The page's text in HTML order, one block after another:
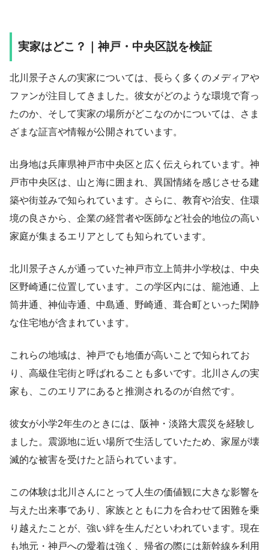
実家はどこ？｜神戸・中央区説を検証
北川景子さんの実家については、長らく多くのメディアや
ファンが注目してきました。彼女がどのような環境で育っ
たのか、そして実家の場所がどこなのかについては、さま
ざまな証言や情報が公開されています。
出身地は兵庫県神戸市中央区と広く伝えられています。神
戸市中央区は、山と海に囲まれ、異国情緒を感じさせる建
築や街並みで知られています。さらに、教育や治安、住環
境の良さから、企業の経営者や医師など社会的地位の高い
家庭が集まるエリアとしても知られています。
北川景子さんが通っていた神戸市立上筒井小学校は、中央
区野崎通に位置しています。この学区内には、籠池通、上
筒井通、神仙寺通、中島通、野崎通、葺合町といった閑静
な住宅地が含まれています。
これらの地域は、神戸でも地価が高いことで知られてお
り、高級住宅街と呼ばれることも多いです。北川さんの実
家も、このエリアにあると推測されるのが自然です。
彼女が小学2年生のときには、阪神・淡路大震災を経験し
ました。震源地に近い場所で生活していたため、家屋が壊
滅的な被害を受けたと語られています。
この体験は北川さんにとって人生の価値観に大きな影響を
与えた出来事であり、家族とともに力を合わせて困難を乗
り越えたことが、強い絆を生んだといわれています。現在
も地元・神戸への愛着は強く、帰省の際には新幹線を利用